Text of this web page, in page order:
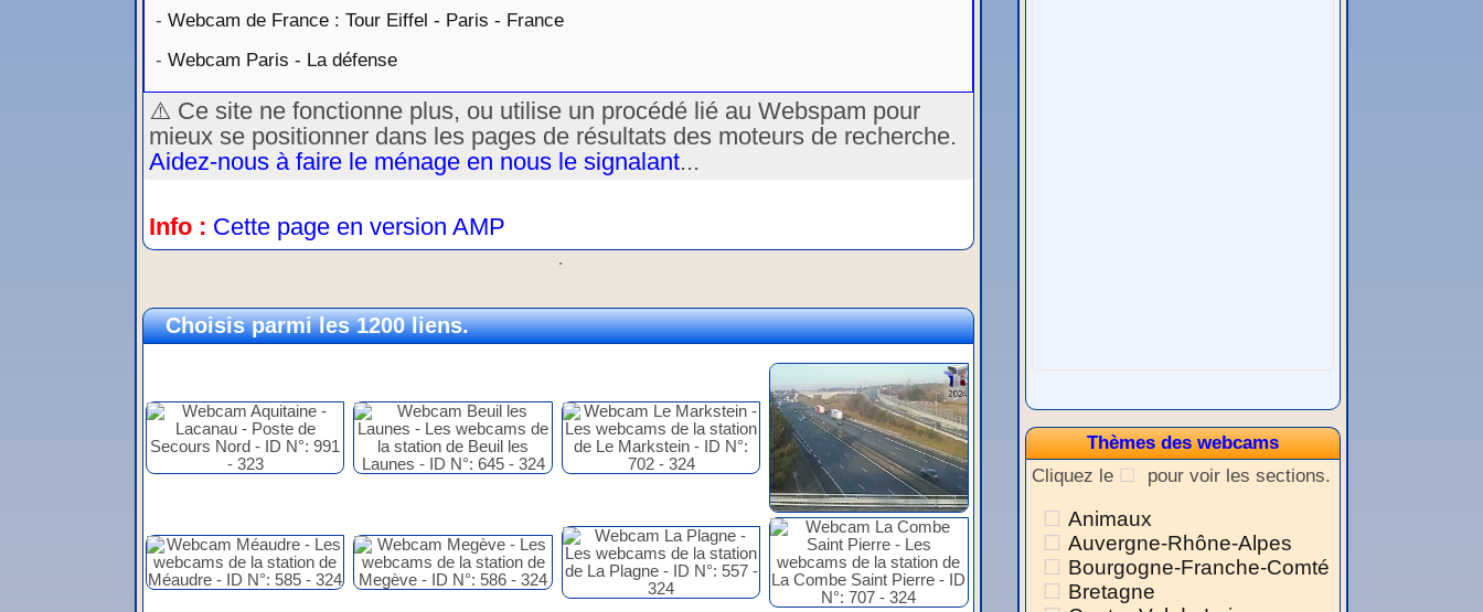
- Webcam de France : Tour Eiffel - Paris - France
- Webcam Paris - La défense
⚠️ Ce site ne fonctionne plus, ou utilise un procédé lié au Webspam pour
mieux se positionner dans les pages de résultats des moteurs de recherche.
Aidez-nous à faire le ménage en nous le signalant...
Info : Cette page en version AMP
.
Choisis parmi les 1200 liens.
Thèmes des webcams
Cliquez le
pour voir les sections.
Animaux
Auvergne-Rhône-Alpes
Bourgogne-Franche-Comté
Bretagne